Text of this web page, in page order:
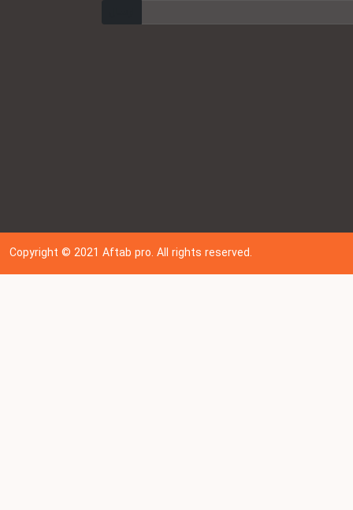
Copyright © 202 1Aftab pro. All rights reserved.